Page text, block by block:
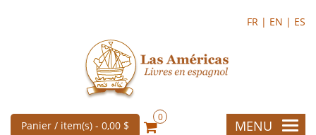
FR | EN | ES
Panier / item(s) - 0,00 $
0
MENU